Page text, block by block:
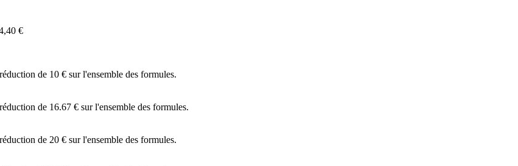
€
de 10 € sur l'ensemble des formules.
de 16.67 € sur l'ensemble des formules.
de 20 € sur l'ensemble des formules.